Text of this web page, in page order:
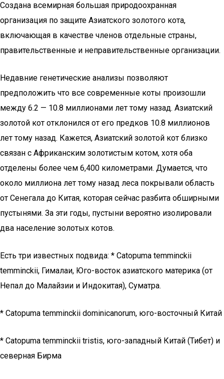
Создана всемирная большая природоохранная
организация по защите Азиатского золотого кота,
включающая в качестве членов отдельные страны,
правительственные и неправительственные организации.
Недавние генетические анализы позволяют
предположить что все современные коты произошли
между 6.2 — 10.8 миллионами лет тому назад. Азиатский
золотой кот отклонился от его предков 10.8 миллионов
лет тому назад. Кажется, Азиатский золотой кот близко
связан с Африканским золотистым котом, хотя оба
отделены более чем 6,400 километрами. Думается, что
около миллиона лет тому назад леса покрывали область
от Сенегала до Китая, которая сейчас разбита обширными
пустынями. За эти годы, пустыни вероятно изолировали
два население золотых котов.
Есть три известных подвида: * Catopuma temminckii
temminckii, Гималаи, Юго-восток азиатского материка (от
Непал до Малайзии и Индокитая), Суматра.
* Catopuma temminckii dominicanorum, юго-восточный Китай
* Catopuma temminckii tristis, юго-западный Китай (Тибет) и
северная Бирма